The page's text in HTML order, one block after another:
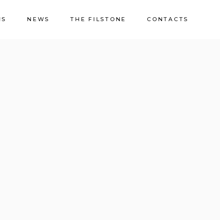
NEWS THE FILSTONE CONTACTS